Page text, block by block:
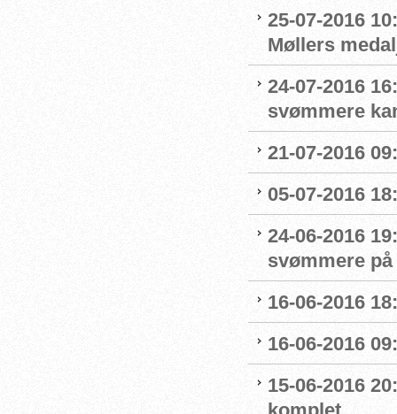
25-07-2016
Møllers
24-07-2016
svømmere
21-07-2016
05-07-2016
24-06-2016
svømmere
16-06-2016
16-06-2016
15-06-2016